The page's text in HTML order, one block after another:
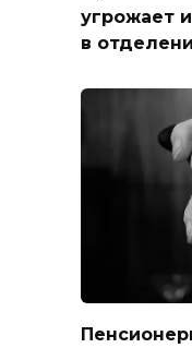
угрожает
в